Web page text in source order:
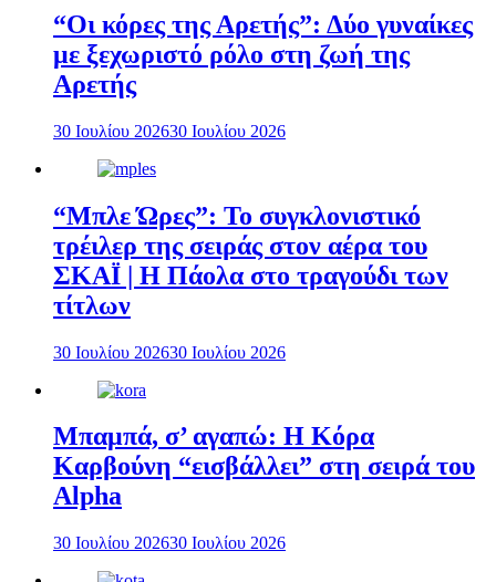
“Οι κόρες της Αρετής”: Δύο γυναίκες
με ξεχωριστό ρόλο στη ζωή της
Αρετής
30 Ιουλίου 202630 Ιουλίου 2026
“Μπλε Ώρες”: Το συγκλονιστικό
τρέιλερ της σειράς στον αέρα του
ΣΚΑΪ | Η Πάολα στο τραγούδι των
τίτλων
30 Ιουλίου 202630 Ιουλίου 2026
Μπαμπά, σ’ αγαπώ: Η Κόρα
Καρβούνη “εισβάλλει” στη σειρά του
Alpha
30 Ιουλίου 202630 Ιουλίου 2026